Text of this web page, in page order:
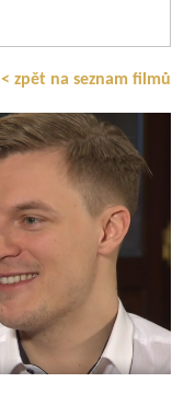
< zpět na seznam filmů